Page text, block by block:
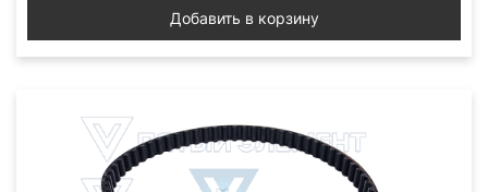
Добавить в корзину